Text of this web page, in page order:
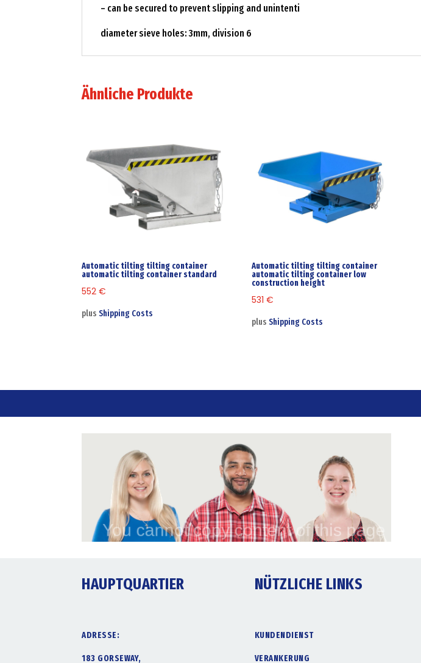
– can be secured to prevent slipping and unintenti
diameter sieve holes: 3mm, division 6
Ähnliche Produkte
Automatic tilting tilting container
automatic tilting container standard
552€
plusShipping Costs
Automatic tilting tilting container
automatic tilting container low
construction height
531€
plusShipping Costs
HAUPTQUARTIER
ADRESSE:
183 GORSEWAY,
NÜTZLICHE LINKS
KUNDENDIENST
VERANKERUNG